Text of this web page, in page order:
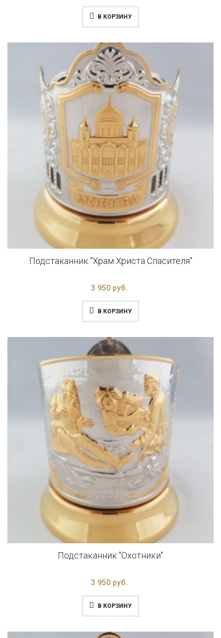
В КОРЗИНУ
Подстаканник "Храм Христа Спасителя"
3 950 руб.
В КОРЗИНУ
Подстаканник "Охотники"
3 950 руб.
В КОРЗИНУ